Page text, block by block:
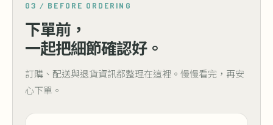
03 / BEFORE ORDERING
下單前，
一起把細節確認好。
訂購、配送與退貨資訊都整理在這裡。慢慢看完，再安
心下單。